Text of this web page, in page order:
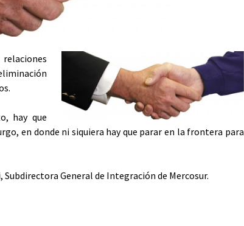
hay que
en donde ni siquiera hay que parar en la frontera para
Subdirectora General de Integración de Mercosur.